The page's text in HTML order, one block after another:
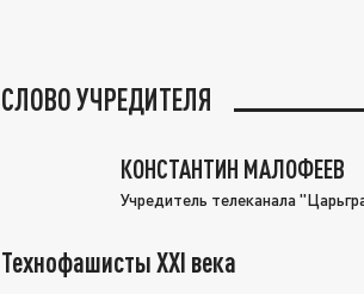
СЛОВО УЧРЕДИТЕЛЯ
КОНСТАНТИН МАЛОФЕЕВ
Учредитель телеканала
Технофашисты XXI века